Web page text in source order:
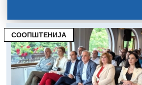
СООПШТЕНИЈА